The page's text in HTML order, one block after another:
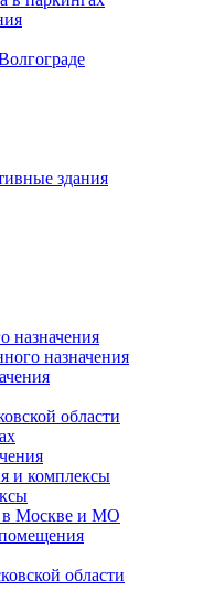
здания
назначения
назначения
области
и комплексы
в Москве и МО
области